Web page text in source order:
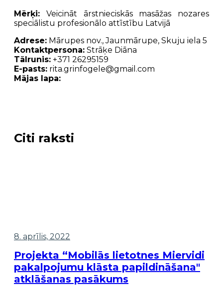
Mērķi: Veicināt ārstnieciskās masāžas nozares
speciālistu profesionālo attīstību Latvijā
Adrese: Mārupes nov., Jaunmārupe, Skuju iela 5
Kontaktpersona: Strāķe Diāna
Tālrunis: +371 26295159
E-pasts: rita.grinfogele@gmail.com
Mājas lapa:
Citi raksti
8. aprīlis, 2022
Projekta “Mobilās lietotnes Miervidi
pakalpojumu klāsta papildināšana"
atklāšanas pasākums